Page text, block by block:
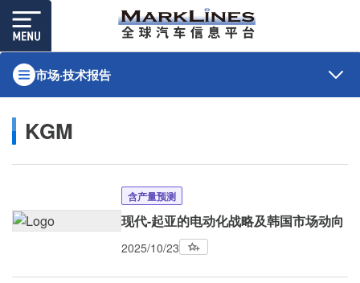
市场·技术报告
KGM
含产量预测
现代-起亚的电动化战略及韩国市场动向
2025/10/23